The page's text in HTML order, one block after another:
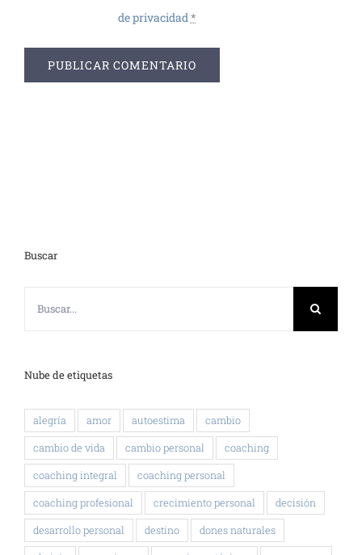
de privacidad *
Buscar
Nube de etiquetas
alegría amor autoestima cambio
cambio de vida cambio personal coaching
coaching integral coaching personal
coaching profesional crecimiento personal decisión
desarrollo personal destino dones naturales